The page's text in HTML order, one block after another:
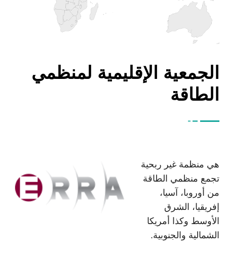
الجمعية الإقليمية لمنظمي
الطاقة
هي منظمة غير ربحية
تجمع منظمي الطاقة
من أوروبا، آسيا،
إفريقيا، الشرق
الأوسط وكذا أمريكا
الشمالية والجنوبية.